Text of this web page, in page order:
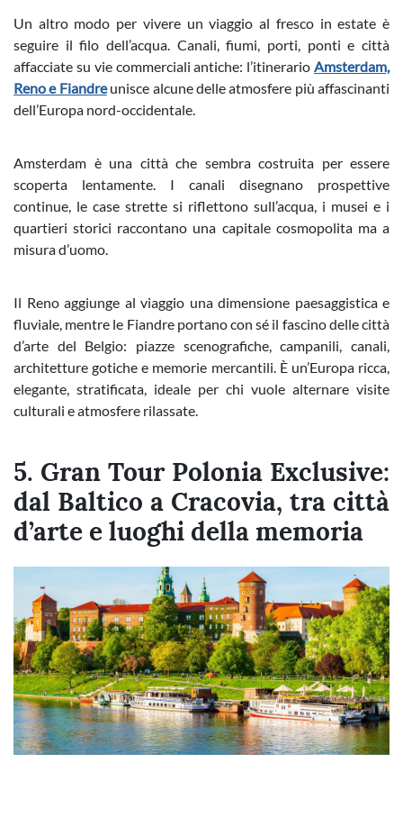
Un altro modo per vivere un viaggio al fresco in estate è
seguire il filo dell’acqua. Canali, fiumi, porti, ponti e città
affacciate su vie commerciali antiche: l’itinerario Amsterdam,
Reno e Fiandreunisce alcune delle atmosfere più affascinanti
dell’Europa nord-occidentale.
Amsterdam è una città che sembra costruita per essere
scoperta lentamente. I canali disegnano prospettive
continue, le case strette si riflettono sull’acqua, i musei e i
quartieri storici raccontano una capitale cosmopolita ma a
misura d’uomo.
Il Reno aggiunge al viaggio una dimensione paesaggistica e
fluviale, mentre le Fiandre portano con sé il fascino delle città
d’arte del Belgio: piazze scenografiche, campanili, canali,
architetture gotiche e memorie mercantili. È un’Europa ricca,
elegante, stratificata, ideale per chi vuole alternare visite
culturali e atmosfere rilassate.
5. Gran Tour Polonia Exclusive:
dal Baltico a Cracovia, tra città
d’arte e luoghi della memoria